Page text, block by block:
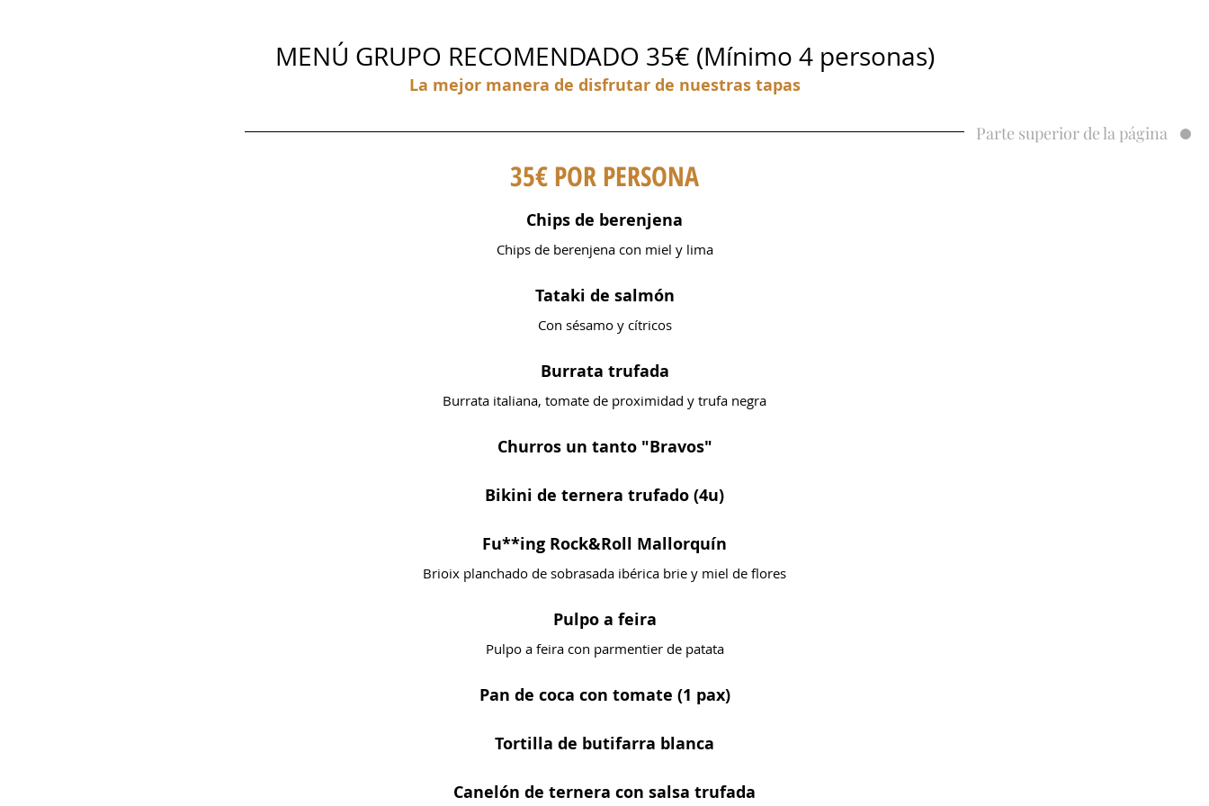
Parte superior de la página
MENÚ GRUPO RECOMENDADO 35€ (Mínimo 4 personas)
La mejor manera de disfrutar de nuestras tapas
35€ POR PERSONA
Chips de berenjena
Chips de berenjena con miel y lima
Tataki de salmón
Con sésamo y cítricos
Burrata trufada
Burrata italiana, tomate de proximidad y trufa negra
Churros un tanto "Bravos"
Bikini de ternera trufado (4u)
Fu**ing Rock&Roll Mallorquín
Brioix planchado de sobrasada ibérica brie y miel de flores
Pulpo a feira
Pulpo a feira con parmentier de patata
Pan de coca con tomate (1 pax)
Tortilla de butifarra blanca
Canelón de ternera con salsa trufada